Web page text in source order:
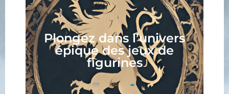
Collectionnez, assemblez,
peignez, jouez, lisez :
votre nouveau hobby vous
attend !